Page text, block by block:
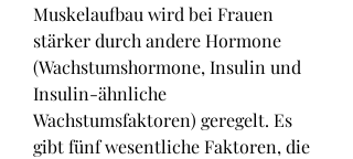
Muskelaufbau wird bei Frauen
stärker durch andere Hormone
(Wachstumshormone, Insulin und
Insulin-ähnliche
Wachstumsfaktoren) geregelt. Es
gibt fünf wesentliche Faktoren, die